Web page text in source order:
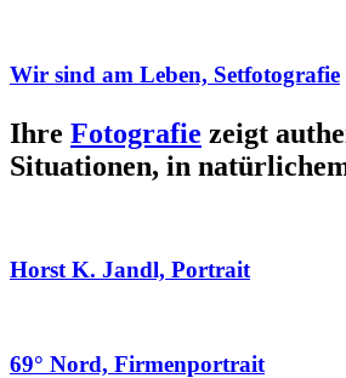
Wir sind am Leben, Setfotografie
Ihre Fotografie zeigt
Situationen, in
Horst K. Jandl, Portrait
69° Nord, Firmenportrait